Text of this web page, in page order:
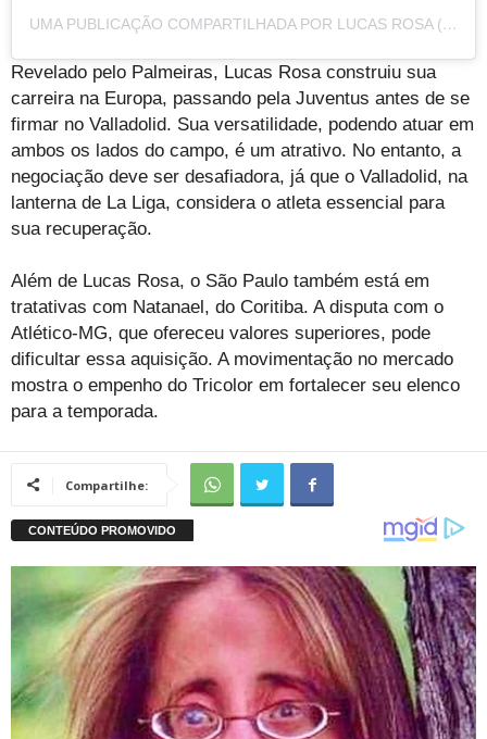
UMA PUBLICAÇÃO COMPARTILHADA POR LUCAS ROSA (@LUCASROSA2)
Revelado pelo Palmeiras, Lucas Rosa construiu sua
carreira na Europa, passando pela Juventus antes de se
firmar no Valladolid. Sua versatilidade, podendo atuar em
ambos os lados do campo, é um atrativo. No entanto, a
negociação deve ser desafiadora, já que o Valladolid, na
lanterna de La Liga, considera o atleta essencial para
sua recuperação.
Além de Lucas Rosa, o São Paulo também está em
tratativas com Natanael, do Coritiba. A disputa com o
Atlético-MG, que ofereceu valores superiores, pode
dificultar essa aquisição. A movimentação no mercado
mostra o empenho do Tricolor em fortalecer seu elenco
para a temporada.
Compartilhe: